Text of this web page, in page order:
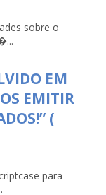
sobre o
EM
EMITIR
(
para